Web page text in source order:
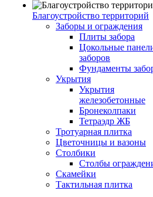
Благоустройство территорий
Заборы и ограждения
Плиты забора
Цокольные
заборов
Фундаменты
Укрытия
Укрытия
железобетонные
Бронеколпаки
Тетраэдр ЖБ
Тротуарная плитка
Цветочницы и вазоны
Столбики
Столбы
Скамейки
Тактильная плитка